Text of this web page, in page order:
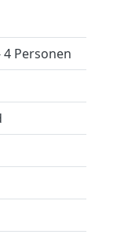
4 Personen